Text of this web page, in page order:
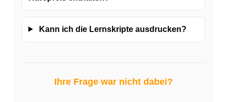
Kann ich die Lernskripte ausdrucken?
Ihre Frage war nicht dabei?